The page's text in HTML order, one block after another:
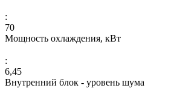
:
70
Мощность охлаждения, кВт
:
6,45
Внутренний блок - уровень шума